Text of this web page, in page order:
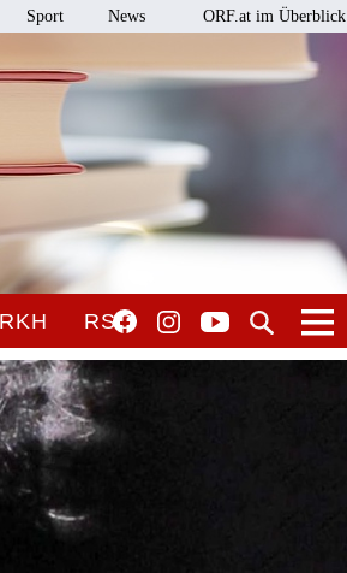
Sport News ORF.at im Überblick
RKH RSO